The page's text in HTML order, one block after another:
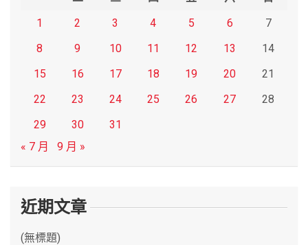
1
2 3 4 5 6
7
8
9 10 11 12 13
14
15
16 17 18 19 20
21
22
23 24 25 26 27
28
29
30
31
« 7 月
9 月 »
近期文章
(無標題)